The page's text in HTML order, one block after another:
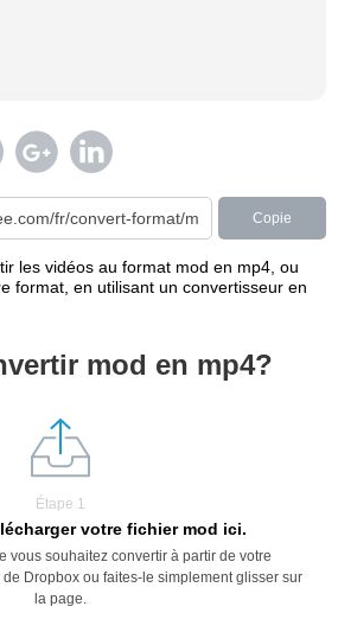
Copie
les vidéos au format mod en mp4, ou
format, en utilisant un convertisseur en
mod en mp4?
Étape 1
votre fichier mod ici.
vous souhaitez convertir à partir de votre
Dropbox ou faites-le simplement glisser sur
la page.